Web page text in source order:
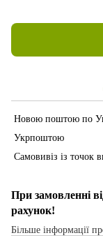
Новою поштою по
Укрпоштою
Самовивіз із точок
При замовленні
рахунок!
Більше інформації